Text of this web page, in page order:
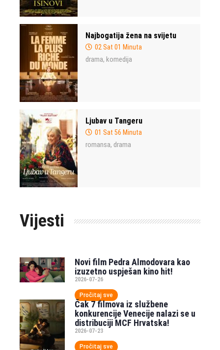
Najbogatija žena na svijetu
02 Sat 01 Minuta
drama, komedija
Ljubav u Tangeru
01 Sat 56 Minuta
romansa, drama
Vijesti
Novi film Pedra Almodovara kao
izuzetno uspješan kino hit!
2026-07-26
Pročitaj sve
Čak 7 filmova iz službene
konkurencije Venecije nalazi se u
distribuciji MCF Hrvatska!
2026-07-23
Pročitaj sve